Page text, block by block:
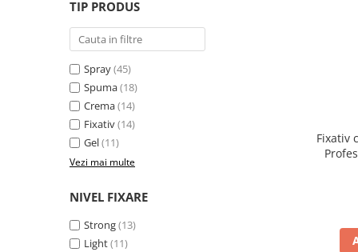
TIP PRODUS
Spray(45)
Spuma(18)
Crema(14)
Fixativ(14)
Gel(11)
Vezi mai multe
NIVEL FIXARE
Strong(13)
Light(11)
Fixativ